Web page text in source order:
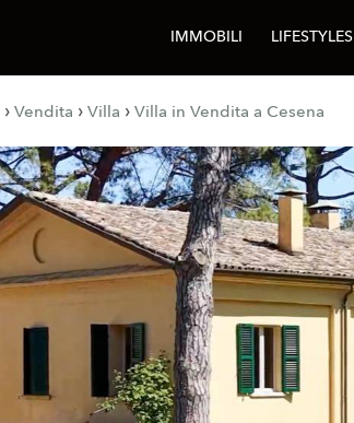
IMMOBILI LIFESTYLES
› Vendita › Villa › Villa in Vendita a Cesena